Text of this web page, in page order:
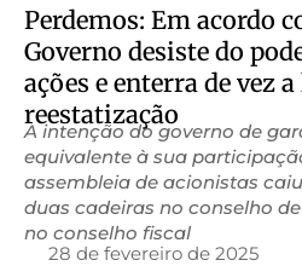
Perdemos: Em acordo
Governo desiste do
ações e enterra de vez
reestatização
A intenção do governo de
equivalente à sua
assembleia de acionistas
duas cadeiras no conselho
no conselho fiscal
28 de fevereiro de 2025